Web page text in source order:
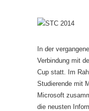
In der
Verbindung mit
Cup statt. Im
Studierende mit
Microsoft
die neusten